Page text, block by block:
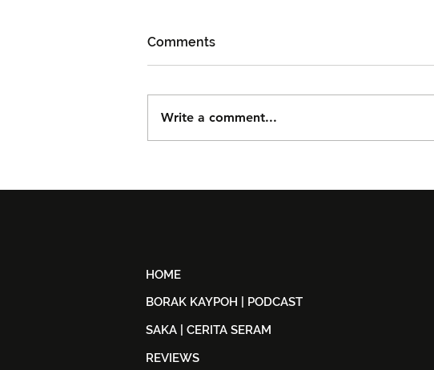
Comments
Write a comment...
HOME
BORAK KAYPOH | PODCAST
SAKA | CERITA SERAM
REVIEWS